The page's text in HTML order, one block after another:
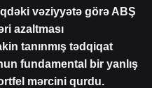
vəziyyətə görə ABŞ
azaltması
tanınmış tədqiqat
fundamental bir yanlış
mərcini qurdu.